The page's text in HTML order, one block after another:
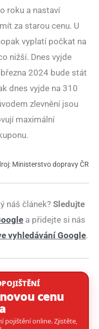
roku a nastaví
za starou cenu. U
vyplatí počkat na
nižší. Dnes vyjde
2024 bude stát
dnes vyjde na 310
zlevnění jsou
maximální
Ministerstvo dopravy ČR
náš článek?Sledujte
a přidejte si nás
vyhledávání Google.
cenu
pojištění online. Zjistěte,